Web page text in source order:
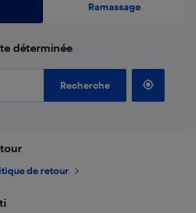
Ramassage
déterminée
Recherche
de retour